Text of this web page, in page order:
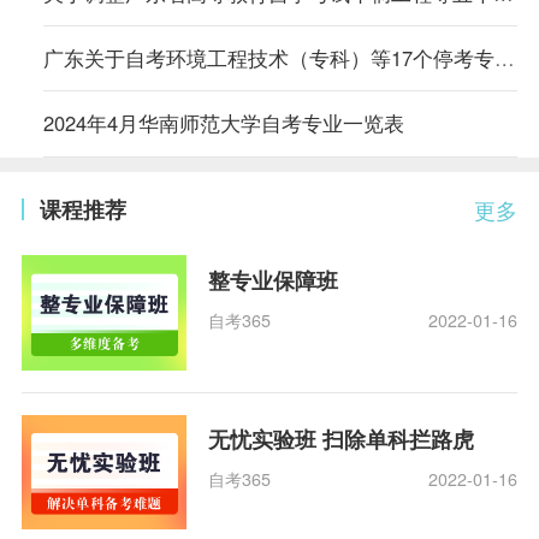
广东关于自考环境工程技术（专科）等17个停考专业毕业办理时间的通告
2024年4月华南师范大学自考专业一览表
更多
课程推荐
整专业保障班
自考365 2022-01-16
无忧实验班 扫除单科拦路虎
自考365 2022-01-16